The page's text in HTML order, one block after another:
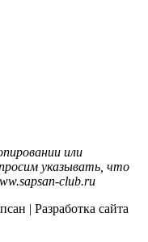
или
указывать, что
club.ru
| Разработка сайта